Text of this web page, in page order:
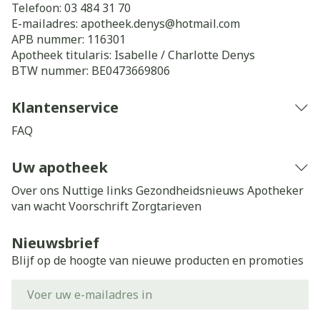
Telefoon: 03 484 31 70
E-mailadres: apotheek.denys@hotmail.com
APB nummer: 116301
Apotheek titularis: Isabelle / Charlotte Denys
BTW nummer: BE0473669806
Klantenservice
FAQ
Uw apotheek
Over ons Nuttige links Gezondheidsnieuws Apotheker
van wachtVoorschrift Zorgtarieven
Nieuwsbrief
Blijf op de hoogte van nieuwe producten en promoties